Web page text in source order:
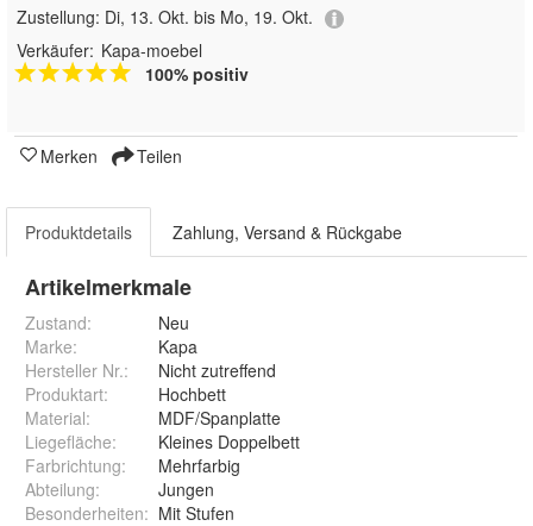
Zustellung: Di, 13. Okt. bis Mo, 19. Okt.
Verkäufer: Kapa-moebel
100% positiv
Merken Teilen
Produktdetails Zahlung, Versand & Rückgabe
Artikelmerkmale
Zustand:
Neu
Marke:
Kapa
Hersteller Nr.:
Nicht zutreffend
Produktart:
Hochbett
Material:
MDF/Spanplatte
Liegefläche:
Kleines Doppelbett
Farbrichtung:
Mehrfarbig
Abteilung:
Jungen
Besonderheiten: Mit Stufen